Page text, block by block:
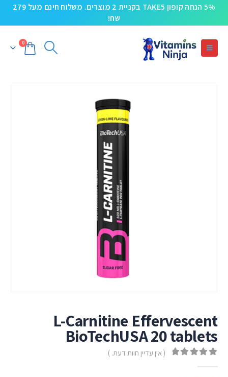
5% הנחה קופון TAKE5 בקניית 2 מוצרים. משלוח חינם מעל 279
שח!
0
L-Carnitine Effervescent
BioTechUSA 20 tablets
( אין עדיין חוות דעת. )